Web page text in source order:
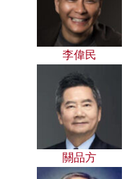
李偉民
關品方